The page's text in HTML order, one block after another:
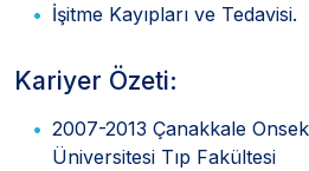
İşitme Kayıpları ve Tedavisi.
Kariyer Özeti:
2007-2013 Çanakkale
Üniversitesi Tıp Fakültesi